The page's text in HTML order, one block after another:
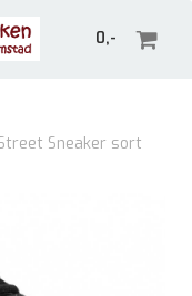
0,-
Sneaker sort